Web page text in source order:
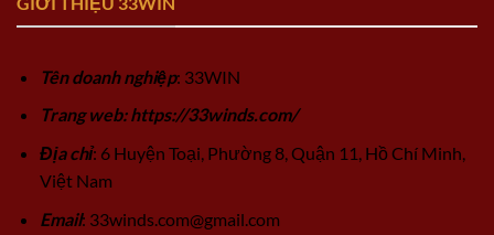
Tên doanh nghiệp: 33WIN
Trang web: https://33winds.com/
Địa chỉ: 6 Huyện Toại, Phường 8, Quận 11, Hồ Chí Minh,
Việt Nam
Email: 33winds.com@gmail.com